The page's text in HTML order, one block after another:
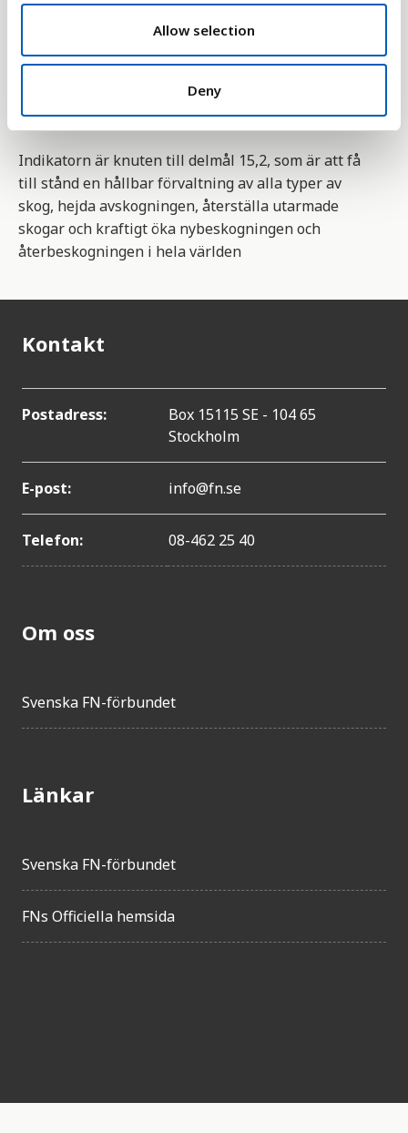
Allow selection
Deny
globala mål för hållbar utveckling. Mål 15 handlar
om att skydda, återupprätta och främja hållbar
användning av ekosystem, säkerställa hållbar
förlusten av biologisk mångfald, stoppa förstörelse
av mark och återställa mark som redan förstörts.
Indikatorn är knuten till delmål 15,2, som är att få
till stånd en hållbar förvaltning av alla typer av
skog, hejda avskogningen, återställa utarmade
skogar och kraftigt öka nybeskogningen och
återbeskogningen i hela världen
Kontakt
Postadress:
Box 15115 SE - 104 65
Stockholm
E-post: info@fn.se
Telefon: 08-462 25 40
Om oss
Svenska FN-förbundet
Länkar
Svenska FN-förbundet
FNs Officiella hemsida